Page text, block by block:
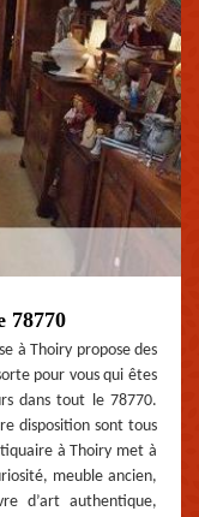
78770
à Thoiry propose des
pour vous qui êtes
dans tout le 78770.
disposition sont tous
à Thoiry met à
meuble ancien,
d’art authentique,